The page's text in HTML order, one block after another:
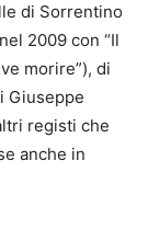
di Sorrentino
2009 con “Il
morire”), di
Giuseppe
registi che
anche in